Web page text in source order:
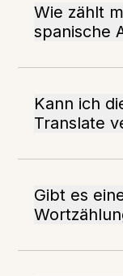
Wie zählt
spanische
Kann ich
Translate
Gibt es